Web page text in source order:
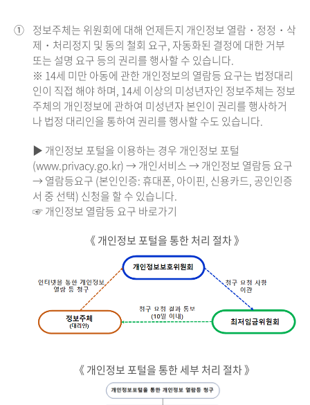
① 정보주체는 위원회에 대해 언제든지 개인정보 열람・정정・삭
제・처리정지 및 동의 철회 요구, 자동화된 결정에 대한 거부
또는 설명 요구 등의 권리를 행사할 수 있습니다.
※ 14세 미만 아동에 관한 개인정보의 열람등 요구는 법정대리
인이 직접 해야 하며, 14세 이상의 미성년자인 정보주체는 정보
주체의 개인정보에 관하여 미성년자 본인이 권리를 행사하거
나 법정 대리인을 통하여 권리를 행사할 수도 있습니다.
▶ 개인정보 포털을 이용하는 경우 개인정보 포털
(www.privacy.go.kr) → 개인서비스 → 개인정보 열람등 요구
→ 열람등요구 (본인인증: 휴대폰, 아이핀, 신용카드, 공인인증
서 중 선택) 신청을 할 수 있습니다.
☞ 개인정보 열람등 요구 바로가기
《 개인정보 포털을 통한 처리 절차 》
《 개인정보 포털을 통한 세부 처리 절차 》